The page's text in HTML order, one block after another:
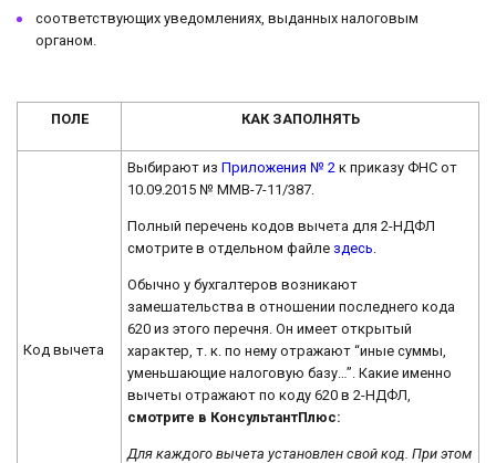
соответствующих уведомлениях, выданных налоговым
органом.
ПОЛЕ КАК ЗАПОЛНЯТЬ
Код вычета
Выбирают изПриложения № 2 к приказу ФНС от
10.09.2015 № ММВ-7-11/387.
Полный перечень кодов вычета для 2-НДФЛ
смотрите в отдельном файле здесь.
Обычно у бухгалтеров возникают
замешательства в отношении последнего кода
620 из этого перечня. Он имеет открытый
характер, т. к. по нему отражают “иные суммы,
уменьшающие налоговую базу…”. Какие именно
вычеты отражают по коду 620 в 2-НДФЛ,
смотрите в КонсультантПлюс:
Для каждого вычета установлен свой код. При этом